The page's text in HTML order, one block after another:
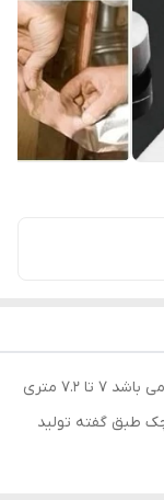
چسب دورگازfull power تقریبی بین 3 تا 3.2متر می باشد 7 تا 7.2 متری
طبق گفته تولید